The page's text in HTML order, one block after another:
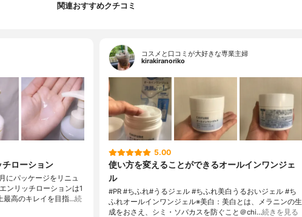
関連おすすめクチコミ
ローション
にパッケージをリニュ
ンリッチローションは1
最高のキレイを目指…続
コスメと口コミが大好きな専業主婦
kirakiranoriko
5.00
使い方を変えることができるオールインワンジェ
ル
#PR #ちふれ#うるジェル #ちふれ美白うるおいジェル #ち
ふれオールインワンジェル※美白：美白とは、メラニンの生
成をおさえ、シミ・ソバカスを防ぐこと＠chi…続きを見る